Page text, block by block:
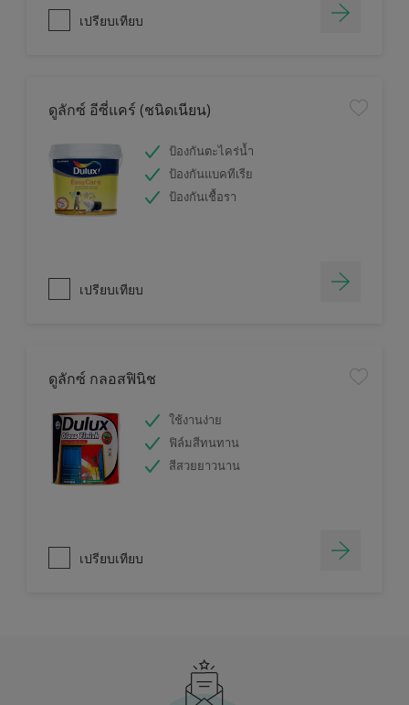
เปรียบเทียบ
ดูลักซ์ อีซี่แคร์ (ชนิดเนียน)
ป้องกันตะไคร่น้ำ
ป้องกันแบคทีเรีย
ป้องกันเชื้อรา
เปรียบเทียบ
ดูลักซ์ กลอสฟินิช
ใช้งานง่าย
ฟิล์มสีทนทาน
สีสวยยาวนาน
เปรียบเทียบ